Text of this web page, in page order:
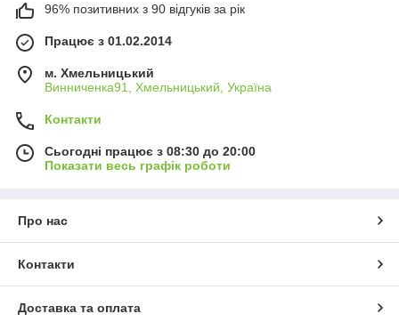
96% позитивних з 90 відгуків за рік
Працює з 01.02.2014
м. Хмельницький
Винниченка91, Хмельницький, Україна
Контакти
Сьогодні працює з 08:30 до 20:00
Показати весь графік роботи
Про нас
Контакти
Доставка та оплата